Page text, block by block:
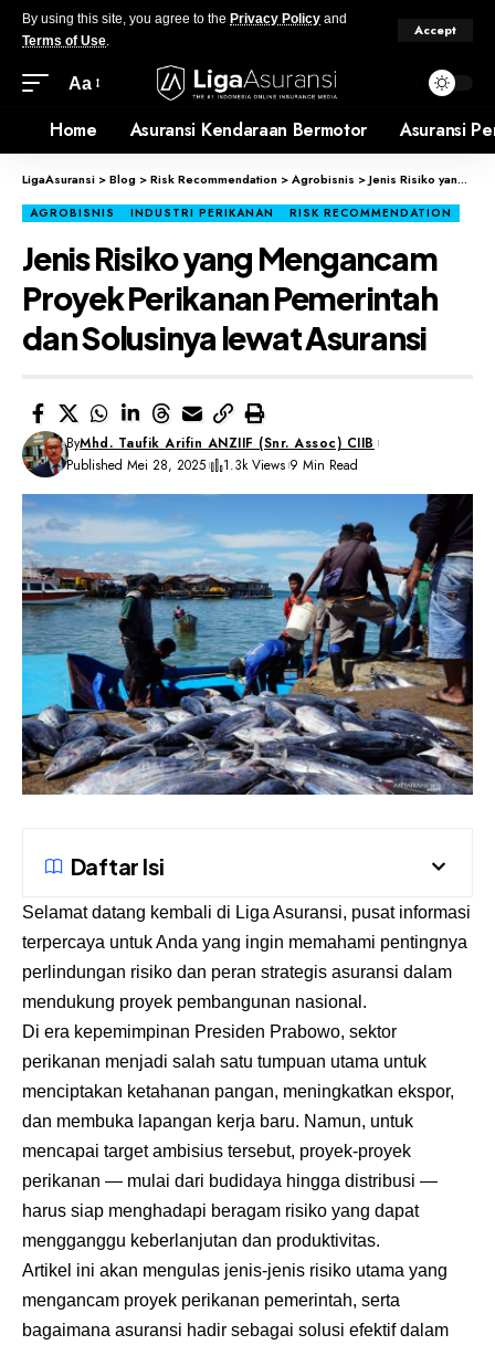
By using this site, you agree to the Privacy Policy and
Terms of Use.
Accept
Aa
Home Asuransi Kendaraan Bermotor Asuransi
LigaAsuransi >Blog >Risk Recommendation >Agrobisnis >Jenis Risiko yang Mengancam Proyek Perikanan Pemerintah dan Solusinya lewat Asuransi
AGROBISNIS INDUSTRI PERIKANAN RISK RECOMMENDATION
Jenis Risiko yang Mengancam
Proyek Perikanan Pemerintah
dan Solusinya lewat Asuransi
ByMhd. Taufik Arifin ANZIIF (Snr. Assoc) CIIB
Published Mei 28, 2025
1.3k Views 9 Min Read
Daftar Isi
Selamat datang kembali di Liga Asuransi, pusat informasi
terpercaya untuk Anda yang ingin memahami pentingnya
perlindungan risiko dan peran strategis asuransi dalam
mendukung proyek pembangunan nasional.
Di era kepemimpinan Presiden Prabowo, sektor
perikanan menjadi salah satu tumpuan utama untuk
menciptakan ketahanan pangan, meningkatkan ekspor,
dan membuka lapangan kerja baru. Namun, untuk
mencapai target ambisius tersebut, proyek-proyek
perikanan — mulai dari budidaya hingga distribusi —
harus siap menghadapi beragam risiko yang dapat
mengganggu keberlanjutan dan produktivitas.
Artikel ini akan mengulas jenis-jenis risiko utama yang
mengancam proyek perikanan pemerintah, serta
bagaimana asuransi hadir sebagai solusi efektif dalam